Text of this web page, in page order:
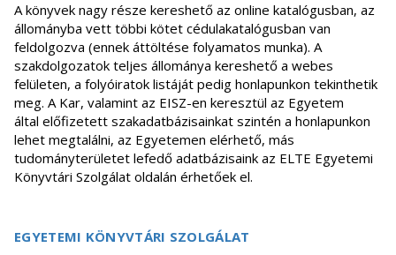
A könyvek nagy része kereshető az online katalógusban, az
állományba vett többi kötet cédulakatalógusban van
feldolgozva (ennek áttöltése folyamatos munka). A
szakdolgozatok teljes állománya kereshető a webes
felületen, a folyóiratok listáját pedig honlapunkon tekinthetik
meg. A Kar, valamint az EISZ-en keresztül az Egyetem
által előfizetett szakadatbázisainkat szintén a honlapunkon
lehet megtalálni, az Egyetemen elérhető, más
tudományterületet lefedő adatbázisaink az ELTE Egyetemi
Könyvtári Szolgálat oldalán érhetőek el.
EGYETEMI KÖNYVTÁRI SZOLGÁLAT